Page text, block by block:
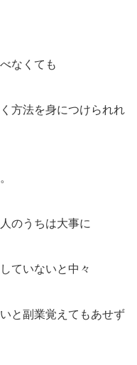
なくても
方法を身につけられれ
のうちは大事に
ていないと中々
と副業覚えてもあせず